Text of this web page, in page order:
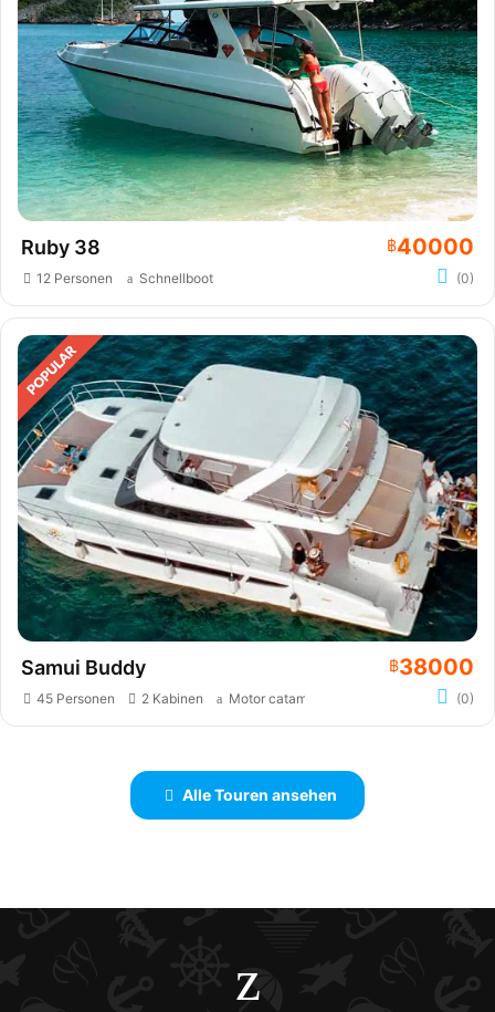
Ruby 38 ฿40000
12 Personen Schnellboot (0)
Samui Buddy ฿38000
45 Personen 2 Kabinen Motor catamaran (0)
Alle Touren ansehen